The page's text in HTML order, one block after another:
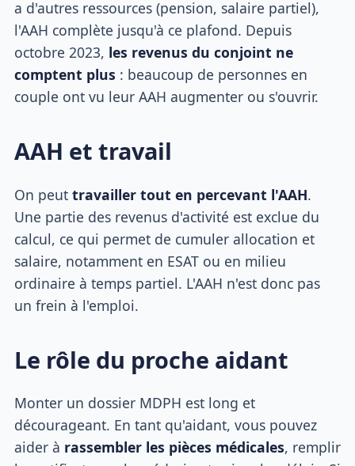
a d'autres ressources (pension, salaire partiel),
l'AAH complète jusqu'à ce plafond. Depuis
octobre 2023, les revenus du conjoint ne
comptent plus : beaucoup de personnes en
couple ont vu leur AAH augmenter ou s'ouvrir.
AAH et travail
On peut travailler tout en percevant l'AAH.
Une partie des revenus d'activité est exclue du
calcul, ce qui permet de cumuler allocation et
salaire, notamment en ESAT ou en milieu
ordinaire à temps partiel. L'AAH n'est donc pas
un frein à l'emploi.
Le rôle du proche aidant
Monter un dossier MDPH est long et
décourageant. En tant qu'aidant, vous pouvez
aider à rassembler les pièces médicales, remplir